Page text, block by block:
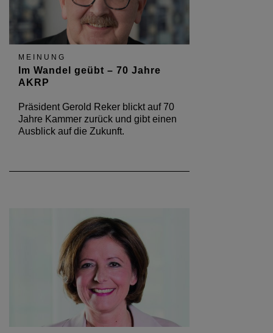
MEINUNG
Im Wandel geübt – 70 Jahre
AKRP
Präsident Gerold Reker blickt auf 70
Jahre Kammer zurück und gibt einen
Ausblick auf die Zukunft.